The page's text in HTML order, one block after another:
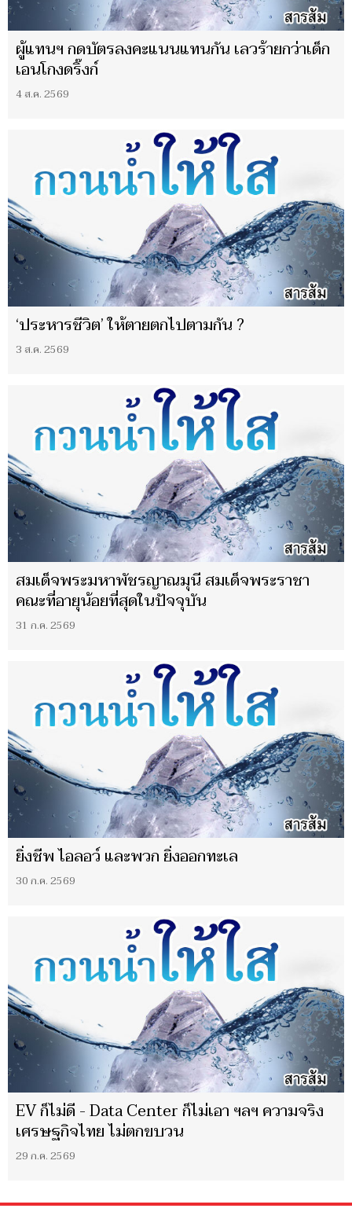
ผู้แทนฯ กดบัตรลงคะแนนแทนกัน เลวร้ายกว่าเด็ก
เอนโกงดริ๊งก์
4 ส.ค. 2569
‘ประหารชีวิต’ ให้ตายตกไปตามกัน ?
3 ส.ค. 2569
สมเด็จพระมหาพัชรญาณมุนี สมเด็จพระราชา
คณะที่อายุน้อยที่สุดในปัจจุบัน
31 ก.ค. 2569
ยิ่งชีพ ไอลอว์ และพวก ยิ่งออกทะเล
30 ก.ค. 2569
EV ก็ไม่ดี - Data Center ก็ไม่เอา ฯลฯ ความจริง
เศรษฐกิจไทย ไม่ตกขบวน
29 ก.ค. 2569